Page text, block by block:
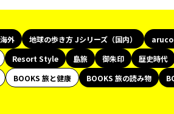
外 地球の歩き方 Jシリーズ（国内） aruco
Resort Style 島旅 御朱印 歴史時代
BOOKS 旅と健康 BOOKS 旅の読み物